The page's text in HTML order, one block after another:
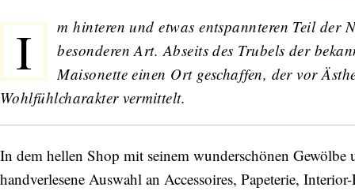
I
m hinteren und etwas entspannteren Teil der
besonderen Art. Abseits des Trubels der
Maisonette einen Ort geschaffen, der vor
Wohlfühlcharakter vermittelt.
In dem hellen Shop mit seinem wunderschönen
handverlesene Auswahl an Accessoires, Papeterie,